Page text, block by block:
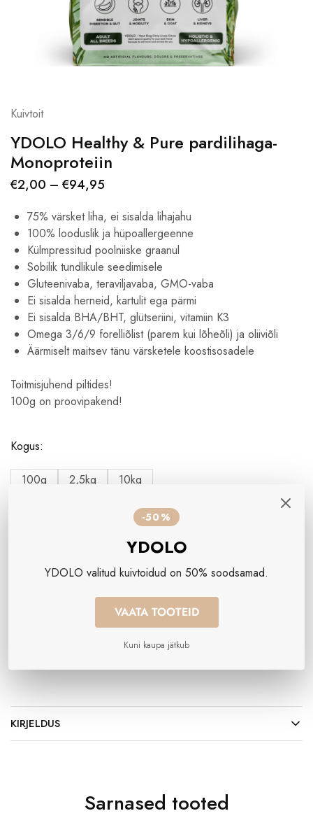
Kuivtoit
YDOLO Healthy & Pure pardilihaga-
Monoproteiin
€2,00 – €94,95
75% värsket liha, ei sisalda lihajahu
100% looduslik ja hüpoallergeenne
Külmpressitud poolniiske graanul
Sobilik tundlikule seedimisele
Gluteenivaba, teraviljavaba, GMO-vaba
Ei sisalda herneid, kartulit ega pärmi
Ei sisalda BHA/BHT, glütseriini, vitamiin K3
Omega 3/6/9 forelliõlist (parem kui lõheõli) ja oliiviõli
Äärmiselt maitsev tänu värsketele koostisosadele
Toitmisjuhend piltides!
100g on proovipakend!
Kogus:
100g 2,5kg 10kg
Lisa Korvi
Kuivtoit
KIRJELDUS
Sarnased tooted
-50%
YDOLO
YDOLO valitud kuivtoidud on 50% soodsamad.
VAATA TOOTEID
Kuni kaupa jätkub